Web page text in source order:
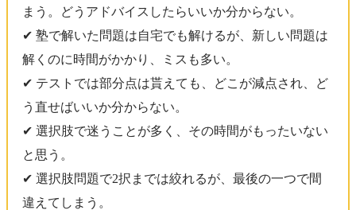
まう。どうアドバイスしたらいいか分からない。
✔︎ 塾で解いた問題は自宅でも解けるが、新しい問題は
解くのに時間がかかり、ミスも多い。
✔︎ テストでは部分点は貰えても、どこが減点され、ど
う直せばいいか分からない。
✔︎ 選択肢で迷うことが多く、その時間がもったいない
と思う。
✔︎ 選択肢問題で2択までは絞れるが、最後の一つで間
違えてしまう。